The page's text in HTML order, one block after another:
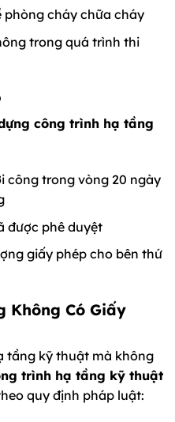
phòng cháy chữa cháy
trong quá trình thi
công trình hạ tầng
công trong vòng 20 ngày
được phê duyệt
giấy phép cho bên thứ
Không Có Giấy
tầng kỹ thuật mà không
trình hạ tầng kỹ thuật
quy định pháp luật: